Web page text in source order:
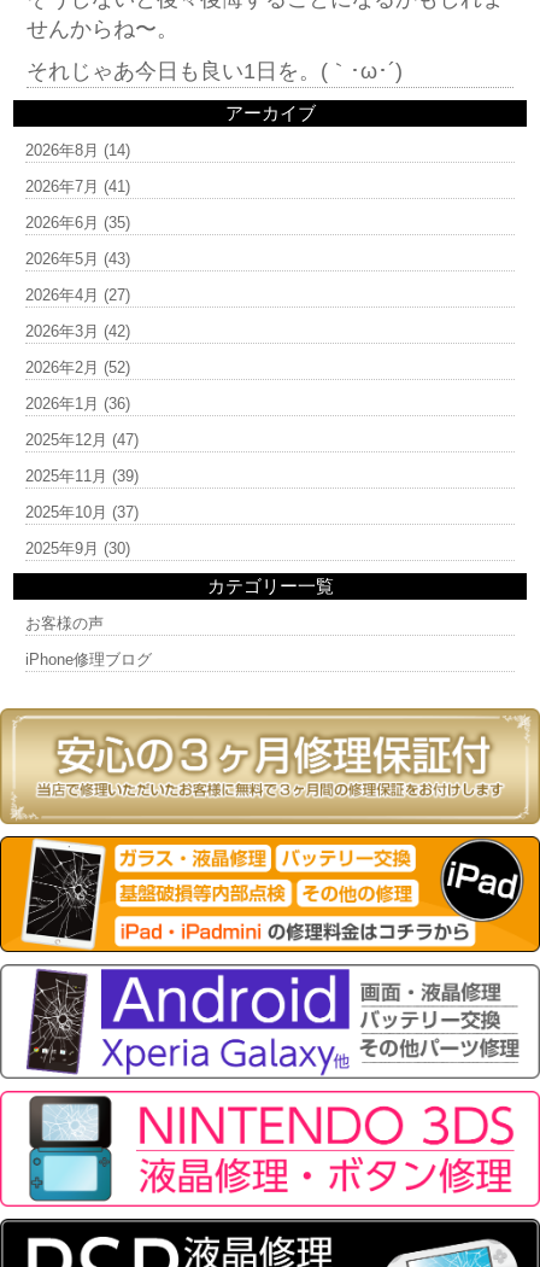
せんからね〜。
それじゃあ今日も良い1日を。(｀･ω･´)ゞ
アーカイブ
2026年8月 (14)
2026年7月 (41)
2026年6月 (35)
2026年5月 (43)
2026年4月 (27)
2026年3月 (42)
2026年2月 (52)
2026年1月 (36)
2025年12月 (47)
2025年11月 (39)
2025年10月 (37)
2025年9月 (30)
カテゴリー一覧
お客様の声
iPhone修理ブログ